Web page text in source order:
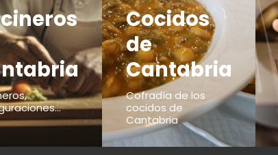
Cocidos
de
Cantabria
Cofradía de los
cocidos de
Cantabria